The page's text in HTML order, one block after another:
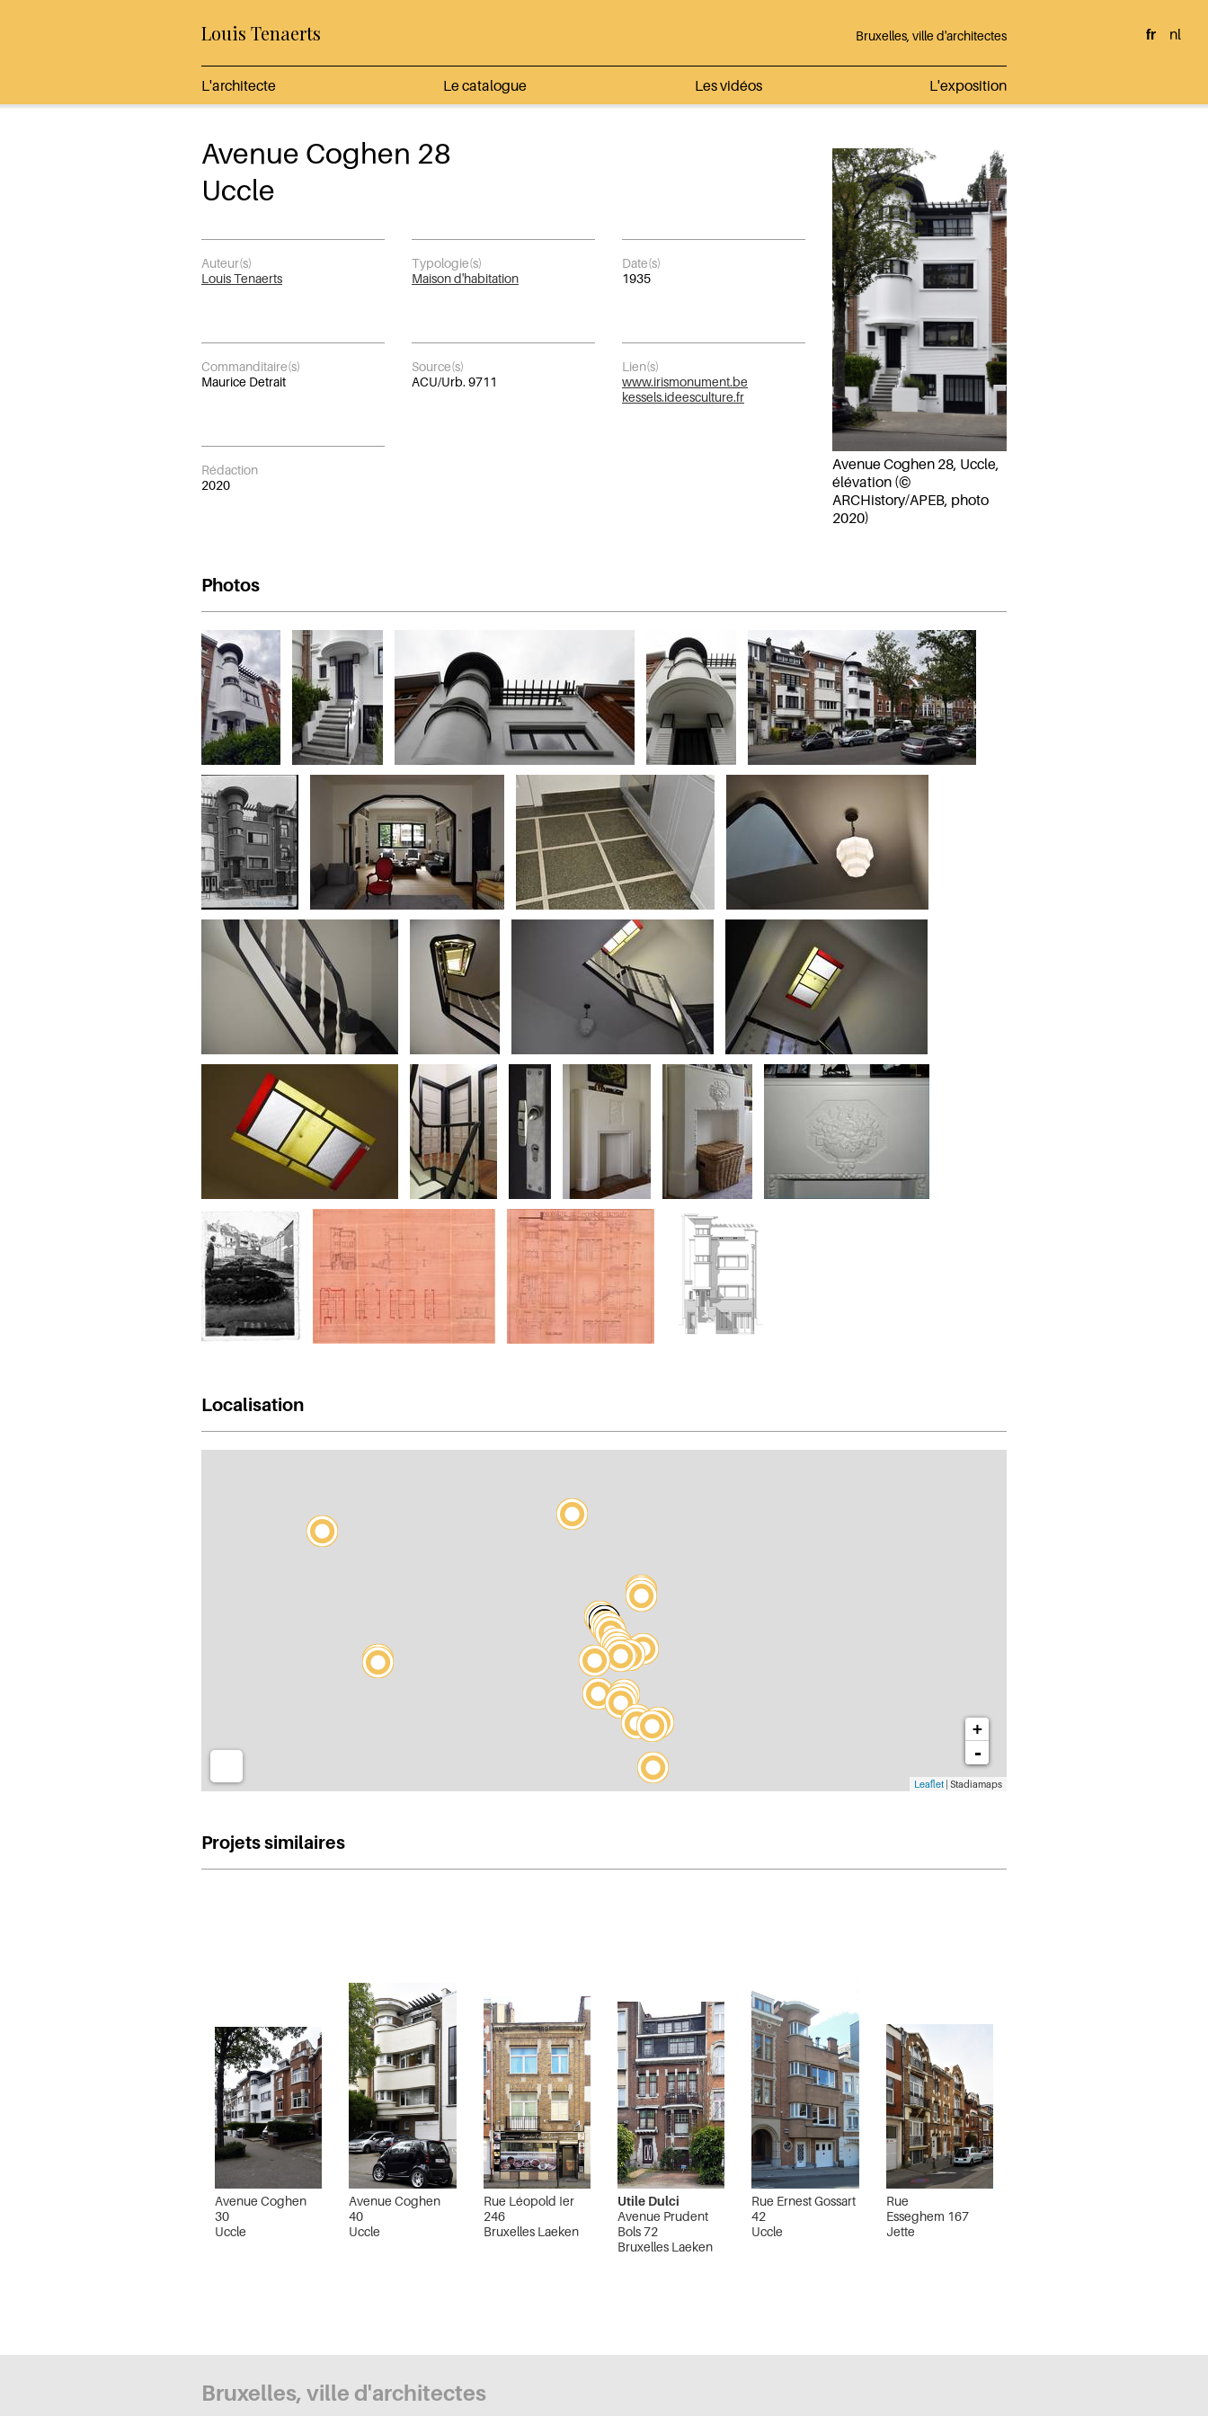
Louis Tenaerts Bruxelles, ville d'architectes
L'architecte Le catalogue Les vidéos L'exposition
fr nl
Avenue Coghen 28
Uccle
Auteur(s)
Louis Tenaerts
Typologie(s)
Maison d'habitation
Date(s)
1935
Commanditaire(s)
Maurice Detrait
Source(s)
ACU/Urb. 9711
Lien(s)
www.irismonument.be
kessels.ideesculture.fr
Rédaction
2020
Avenue Coghen 28, Uccle,
élévation (©
ARCHistory/APEB, photo
2020)
Photos
Localisation
+
-
Leaflet | Stadiamaps
Projets similaires
Avenue Coghen
30
Uccle
Avenue Coghen
40
Uccle
Rue Léopold Ier
246
Bruxelles Laeken
Utile Dulci
Avenue Prudent
Bols 72
Bruxelles Laeken
Rue Ernest Gossart
42
Uccle
Rue
Esseghem 167
Jette
Bruxelles, ville d'architectes